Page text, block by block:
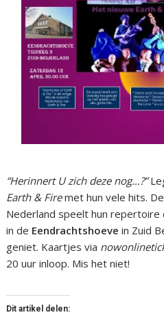
“Herinnert U zich deze nog…?”
Earth & Firemet hun vele hits.
Nederland speelt hun
in de Eendrachtshoeve in Zuid
geniet. Kaartjes via
20 uur inloop. Mis het niet!
Dit artikel delen: